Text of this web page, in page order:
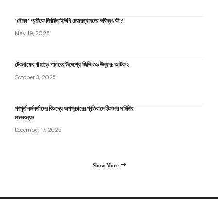
‘নৌকা’ প্রতীকে নির্বাচিত ইউপি চেয়ারম্যানদের ভবিষ্যৎ কী ?
May 19, 2025
টেকনাফের পাহাড়ে পাচারের উদ্দেশ্যে জিম্মি ৩৯ উদ্ধার: আটক ২
October 3, 2025
গণপূর্ত কর্মকর্তাদের বিরুদ্ধে অপপ্রচারের প্রতিবাদে ঠিকাদার সমিতির
মানববন্ধন
December 17, 2025
Show More